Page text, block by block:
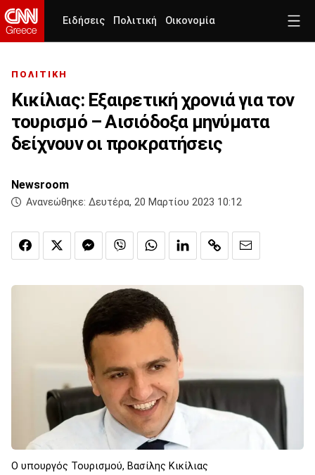
Ειδήσεις Πολιτική Οικονομία
ΠΟΛΙΤΙΚΗ
Κικίλιας: Εξαιρετική χρονιά για τον
τουρισμό – Αισιόδοξα μηνύματα
δείχνουν οι προκρατήσεις
Newsroom
Ανανεώθηκε: Δευτέρα, 20 Μαρτίου 2023 10:12
Ο υπουργός Τουρισμού, Βασίλης Κικίλιας